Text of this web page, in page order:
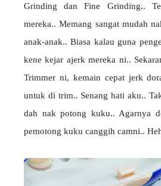
Grinding dan Fine Grinding..
mereka.. Memang sangat mudah
anak-anak.. Biasa kalau guna
kene kejar ajerk mereka ni..
Trimmer ni, kemain cepat jerk
untuk di trim.. Senang hati aku..
dah nak potong kuku.. Agarnya
pemotong kuku canggih camni..